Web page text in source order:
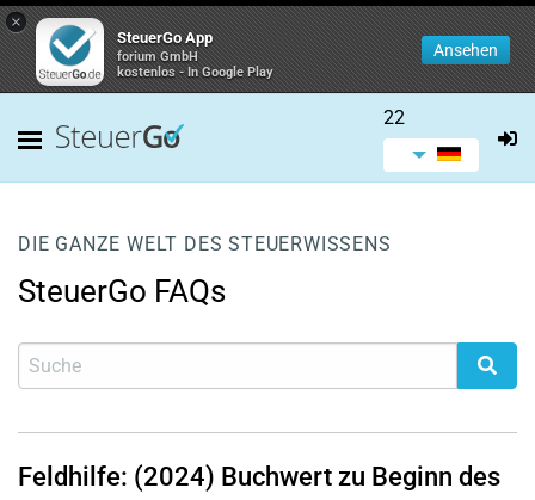
×
SteuerGo App
forium GmbH
kostenlos - In Google Play
Ansehen
22
DIE GANZE WELT DES STEUERWISSENS
SteuerGo FAQs
Feldhilfe: (2024) Buchwert zu Beginn des